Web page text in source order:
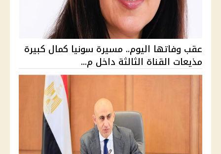
عقب وفاتها اليوم.. مسيرة سونيا كمال كبيرة
مذيعات القناة الثالثة داخل م...